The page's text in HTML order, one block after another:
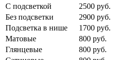
С подсветкой
2500 руб.
Без подсветки
2900 руб.
Подсветка в нише
1700 руб.
Матовые
800 руб.
Глянцевые
800 руб.